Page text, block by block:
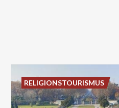
RELIGIONSTOURISMUS